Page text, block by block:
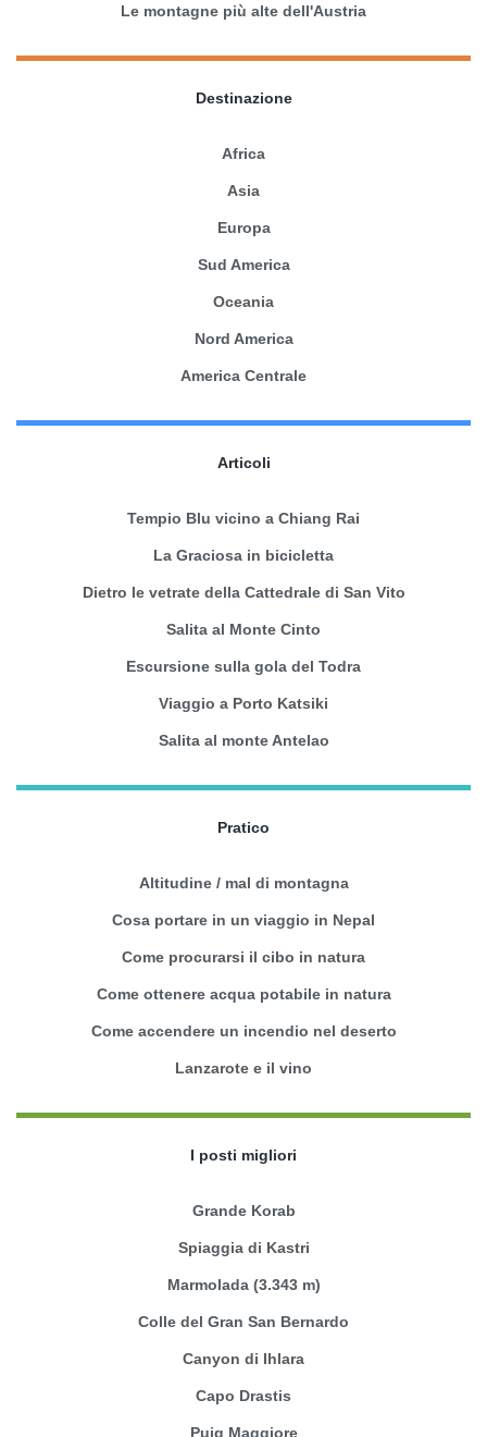
Le montagne più alte dell'Austria
Destinazione
Africa
Asia
Europa
Sud America
Oceania
Nord America
America Centrale
Articoli
Tempio Blu vicino a Chiang Rai
La Graciosa in bicicletta
Dietro le vetrate della Cattedrale di San Vito
Salita al Monte Cinto
Escursione sulla gola del Todra
Viaggio a Porto Katsiki
Salita al monte Antelao
Pratico
Altitudine / mal di montagna
Cosa portare in un viaggio in Nepal
Come procurarsi il cibo in natura
Come ottenere acqua potabile in natura
Come accendere un incendio nel deserto
Lanzarote e il vino
I posti migliori
Grande Korab
Spiaggia di Kastri
Marmolada (3.343 m)
Colle del Gran San Bernardo
Canyon di Ihlara
Capo Drastis
Puig Maggiore